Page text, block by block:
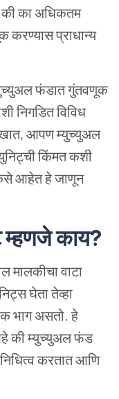
का अधिकतम
करण्यास प्राधान्य
फंडात गुंतवणूक
निगडित विविध
आपण म्युच्युअल
किंमत कशी
कसे आहेत हे जाणून
काय?
मालकीचा वाटा
घेता तेव्हा
भाग असतो. हे
की म्युच्युअल फंड
करतात आणि